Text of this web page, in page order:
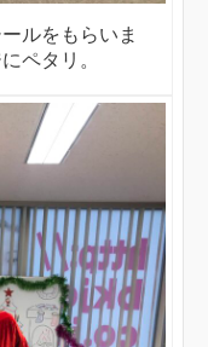
ルをもらいま
ペタリ。